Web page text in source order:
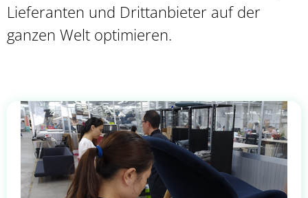
Lieferanten und Drittanbieter auf der
ganzen Welt optimieren.